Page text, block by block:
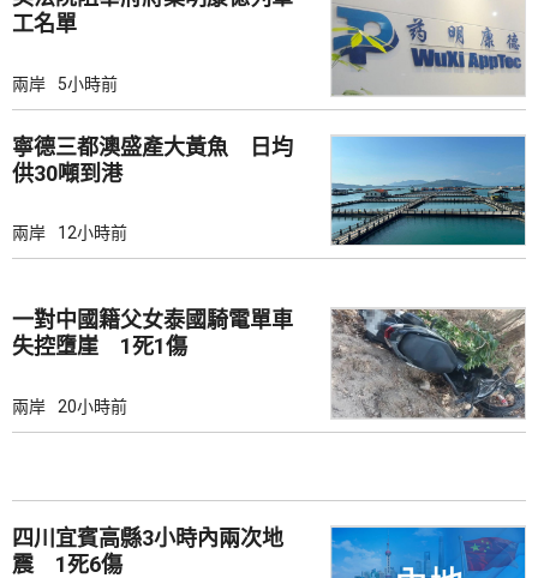
工名單
兩岸 5小時前
寧德三都澳盛產大黃魚 日均
供30噸到港
兩岸 12小時前
一對中國籍父女泰國騎電單車
失控墮崖 1死1傷
兩岸 20小時前
四川宜賓高縣3小時內兩次地
震 1死6傷